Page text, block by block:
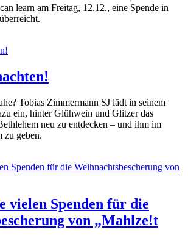
learn am Freitag, 12.12., eine Spende in
Tobias Zimmermann SJ lädt in seinem
ein, hinter Glühwein und Glitzer das
neu zu entdecken – und ihm im
zu geben.
vielen Spenden für die
von „Mahlze!t